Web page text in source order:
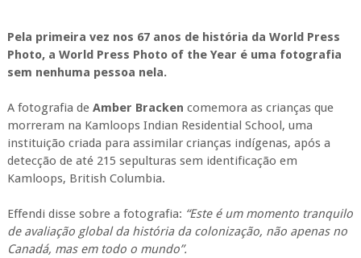
Pela primeira vez nos 67 anos de história da World Press
Photo, a World Press Photo of the Year é uma fotografia
sem nenhuma pessoa nela.
A fotografia de Amber Bracken comemora as crianças que
morreram na Kamloops Indian Residential School, uma
instituição criada para assimilar crianças indígenas, após a
detecção de até 215 sepulturas sem identificação em
Kamloops, British Columbia.
Effendi disse sobre a fotografia: “Este é um momento tranquilo
de avaliação global da história da colonização, não apenas no
Canadá, mas em todo o mundo”.